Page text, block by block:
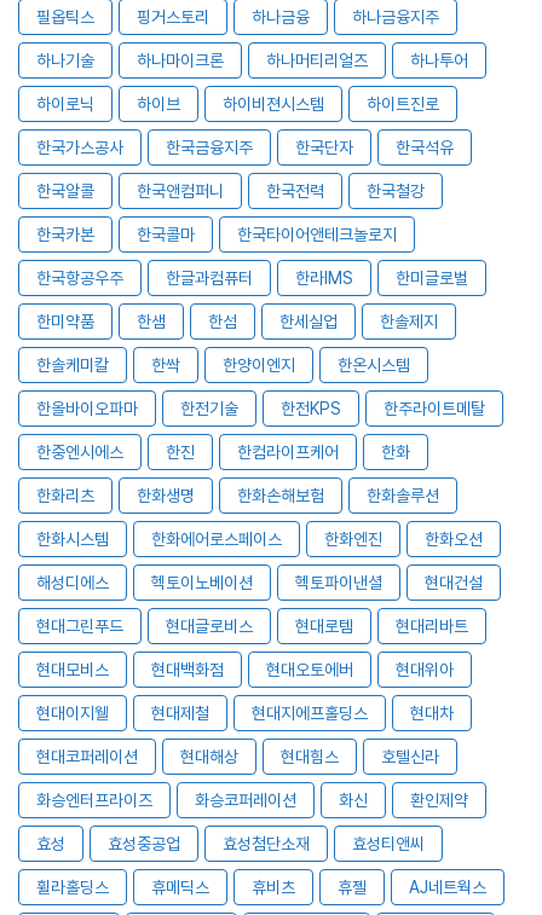
필옵틱스 핑거스토리 하나금융 하나금융지주
하나기술 하나마이크론 하나머티리얼즈 하나투어
하이로닉 하이브 하이비젼시스템 하이트진로
한국가스공사 한국금융지주 한국단자 한국석유
한국알콜 한국앤컴퍼니 한국전력 한국철강
한국카본 한국콜마 한국타이어앤테크놀로지
한국항공우주 한글과컴퓨터 한라IMS 한미글로벌
한미약품 한샘 한섬 한세실업 한솔제지
한솔케미칼 한싹 한양이엔지 한온시스템
한올바이오파마 한전기술 한전KPS 한주라이트메탈
한중엔시에스 한진 한컴라이프케어 한화
한화리츠 한화생명 한화손해보험 한화솔루션
한화시스템 한화에어로스페이스 한화엔진 한화오션
해성디에스 헥토이노베이션 헥토파이낸셜 현대건설
현대그린푸드 현대글로비스 현대로템 현대리바트
현대모비스 현대백화점 현대오토에버 현대위아
현대이지웰 현대제철 현대지에프홀딩스 현대차
현대코퍼레이션 현대해상 현대힘스 호텔신라
화승엔터프라이즈 화승코퍼레이션 화신 환인제약
효성 효성중공업 효성첨단소재 효성티앤씨
휠라홀딩스 휴메딕스 휴비츠 휴젤 AJ네트웍스